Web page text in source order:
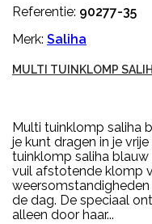
Referentie: 90277-35
Merk: Saliha
MULTI TUINKLOMP
Multi tuinklomp saliha
je kunt dragen in je
tuinklomp saliha blauw
vuil afstotende klomp
de dag. De speciaal
alleen door haar...